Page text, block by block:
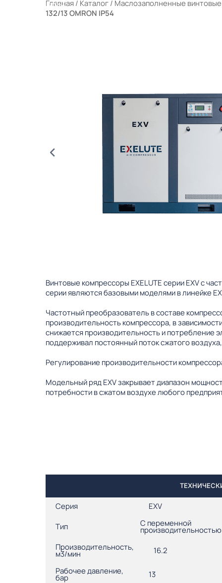
Главная / Каталог / Маслозаполненные
132/13 OMRON IP54
Винтовые компрессоры EXELUTE серии EXV с
серии являются базовыми моделями в линейке
Частотный преобразователь в составе
производительность компрессора, в
снижается производительность и потребление
поддерживал постоянный поток сжатого
Регулирование производительности
Модельный ряд EXV закрывает диапазон
потребности в сжатом воздухе любого
Серия EXV
Тип С переменной
производительностью
Производительность,
м3/мин 16.2
Рабочее давление,
бар 13
ФИЛЬТРЫ